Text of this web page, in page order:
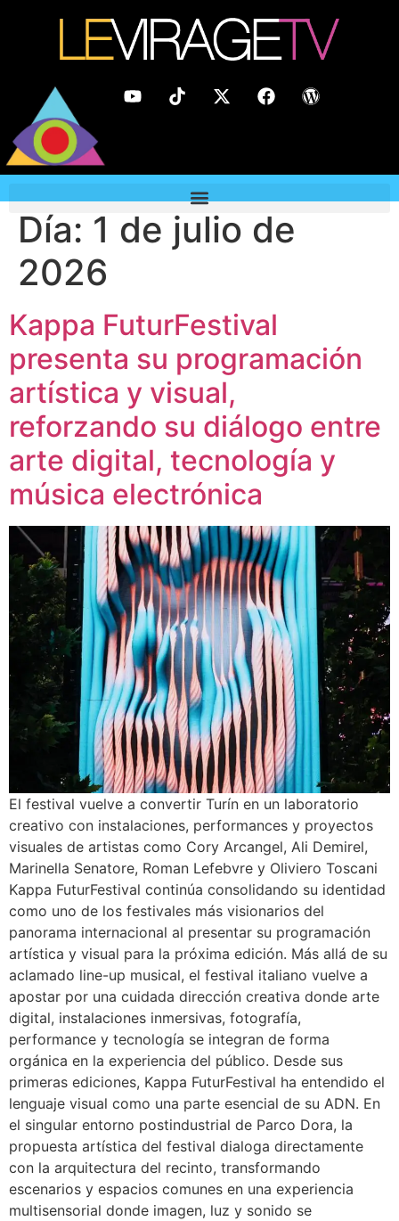
Día: 1 de julio de
2026
Kappa FuturFestival
presenta su programación
artística y visual,
reforzando su diálogo entre
arte digital, tecnología y
música electrónica
El festival vuelve a convertir Turín en un laboratorio
creativo con instalaciones, performances y proyectos
visuales de artistas como Cory Arcangel, Ali Demirel,
Marinella Senatore, Roman Lefebvre y Oliviero Toscani
Kappa FuturFestival continúa consolidando su identidad
como uno de los festivales más visionarios del
panorama internacional al presentar su programación
artística y visual para la próxima edición. Más allá de su
aclamado line-up musical, el festival italiano vuelve a
apostar por una cuidada dirección creativa donde arte
digital, instalaciones inmersivas, fotografía,
performance y tecnología se integran de forma
orgánica en la experiencia del público. Desde sus
primeras ediciones, Kappa FuturFestival ha entendido el
lenguaje visual como una parte esencial de su ADN. En
el singular entorno postindustrial de Parco Dora, la
propuesta artística del festival dialoga directamente
con la arquitectura del recinto, transformando
escenarios y espacios comunes en una experiencia
multisensorial donde imagen, luz y sonido se